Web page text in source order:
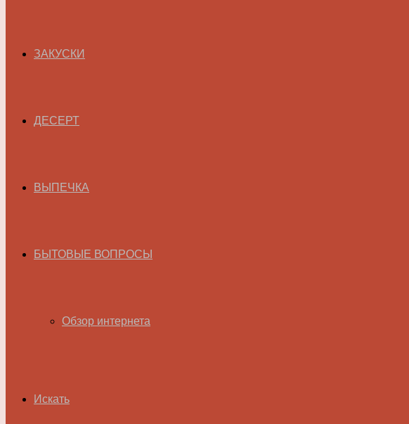
ЗАКУСКИ
ДЕСЕРТ
ВЫПЕЧКА
БЫТОВЫЕ ВОПРОСЫ
Обзор интернета
Искать